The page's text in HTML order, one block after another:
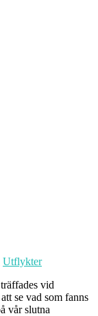
Utflykter
vid
se vad som fanns
vår slutna